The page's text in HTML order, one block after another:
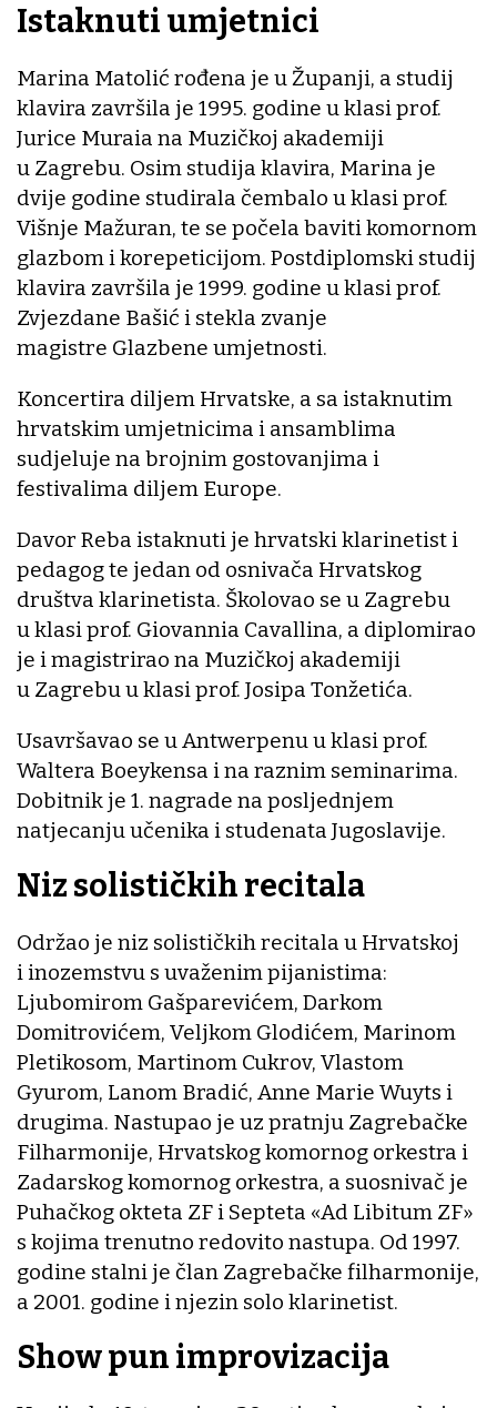
Istaknuti umjetnici
Marina Matolić rođena je u Županji, a studij
klavira završila je 1995. godine u klasi prof.
Jurice Muraia na Muzičkoj akademiji
u Zagrebu. Osim studija klavira, Marina je
dvije godine studirala čembalo u klasi prof.
Višnje Mažuran, te se počela baviti komornom
glazbom i korepeticijom. Postdiplomski studij
klavira završila je 1999. godine u klasi prof.
Zvjezdane Bašić i stekla zvanje
magistre Glazbene umjetnosti.
Koncertira diljem Hrvatske, a sa istaknutim
hrvatskim umjetnicima i ansamblima
sudjeluje na brojnim gostovanjima i
festivalima diljem Europe.
Davor Reba istaknuti je hrvatski klarinetist i
pedagog te jedan od osnivača Hrvatskog
društva klarinetista. Školovao se u Zagrebu
u klasi prof. Giovannia Cavallina, a diplomirao
je i magistrirao na Muzičkoj akademiji
u Zagrebu u klasi prof. Josipa Tonžetića.
Usavršavao se u Antwerpenu u klasi prof.
Waltera Boeykensa i na raznim seminarima.
Dobitnik je 1. nagrade na posljednjem
natjecanju učenika i studenata Jugoslavije.
Niz solističkih recitala
Održao je niz solističkih recitala u Hrvatskoj
i inozemstvu s uvaženim pijanistima:
Ljubomirom Gašparevićem, Darkom
Domitrovićem, Veljkom Glodićem, Marinom
Pletikosom, Martinom Cukrov, Vlastom
Gyurom, Lanom Bradić, Anne Marie Wuyts i
drugima. Nastupao je uz pratnju Zagrebačke
Filharmonije, Hrvatskog komornog orkestra i
Zadarskog komornog orkestra, a suosnivač je
Puhačkog okteta ZF i Septeta «Ad Libitum ZF»
s kojima trenutno redovito nastupa. Od 1997.
godine stalni je član Zagrebačke filharmonije,
a 2001. godine i njezin solo klarinetist.
Show pun improvizacija